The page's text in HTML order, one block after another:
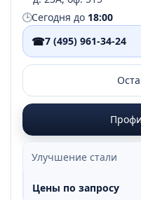
🕒Сегодня до 18:00
☎7 (495) 961-34-24
Улучшение стали
Цены по запросу